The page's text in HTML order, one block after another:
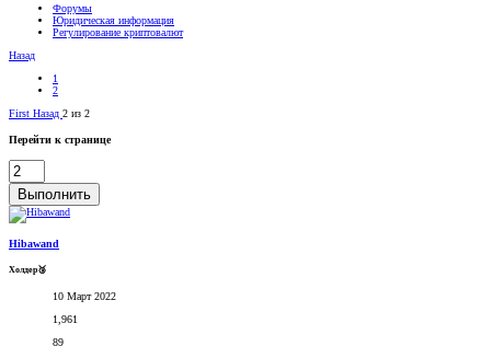
Форумы
Юридическая информация
Регулирование криптовалют
Назад
1
2
First Назад 2 из 2
Перейти к странице
Выполнить
Hibawand
Холдер🥉
10 Март 2022
1,961
89